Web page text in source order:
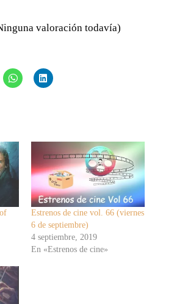
valoración todavía)
Estrenos de cine vol. 66 (viernes
6 de septiembre)
4 septiembre, 2019
En «Estrenos de cine»